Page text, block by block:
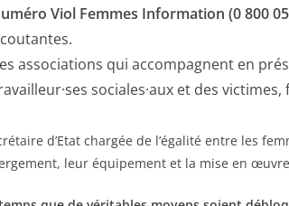
Viol Femmes Information (0 800
associations qui accompagnent en
sociales·aux et des
d’Etat chargée de l’égalité entre les
leur équipement et la mise en